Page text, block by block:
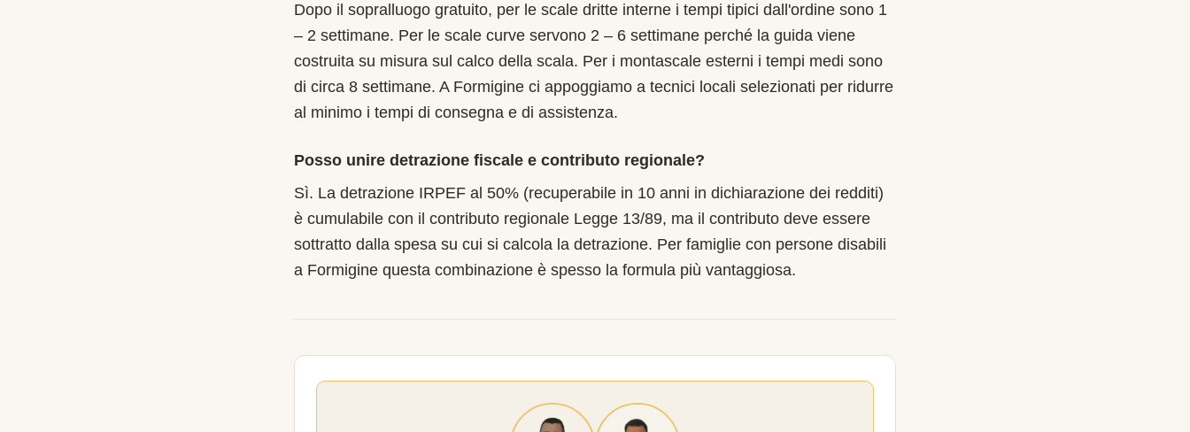
Dopo il sopralluogo gratuito, per le scale dritte interne i tempi tipici dall'ordine sono 1
– 2 settimane. Per le scale curve servono 2 – 6 settimane perché la guida viene
costruita su misura sul calco della scala. Per i montascale esterni i tempi medi sono
di circa 8 settimane. A Formigine ci appoggiamo a tecnici locali selezionati per ridurre
al minimo i tempi di consegna e di assistenza.
Posso unire detrazione fiscale e contributo regionale?
Sì. La detrazione IRPEF al 50% (recuperabile in 10 anni in dichiarazione dei redditi)
è cumulabile con il contributo regionale Legge 13/89, ma il contributo deve essere
sottratto dalla spesa su cui si calcola la detrazione. Per famiglie con persone disabili
a Formigine questa combinazione è spesso la formula più vantaggiosa.